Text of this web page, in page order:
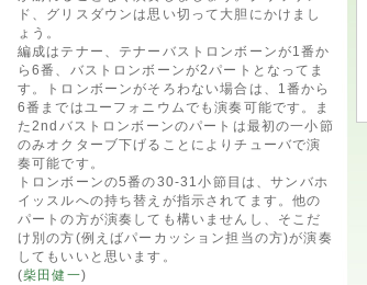
ド、グリスダウンは思い切って大胆にかけまし
ょう。
編成はテナー、テナーバストロンボーンが1番か
ら6番、バストロンボーンが2パートとなってま
す。トロンボーンがそろわない場合は、1番から
6番まではユーフォニウムでも演奏可能です。ま
た2ndバストロンボーンのパートは最初の一小節
のみオクターブ下げることによりチューバで演
奏可能です。
トロンボーンの5番の30-31小節目は、サンバホ
イッスルへの持ち替えが指示されてます。他の
パートの方が演奏しても構いませんし、そこだ
け別の方(例えばパーカッション担当の方)が演奏
してもいいと思います。
(柴田健一)